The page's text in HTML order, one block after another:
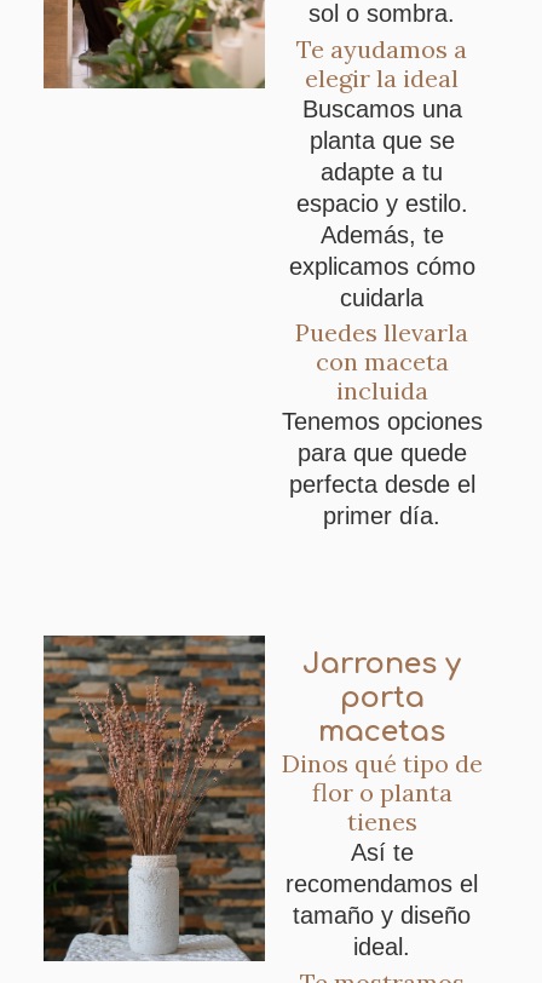
sol o sombra.
Te ayudamos a
elegir la ideal
Buscamos una
planta que se
adapte a tu
espacio y estilo.
Además, te
explicamos cómo
cuidarla
Puedes llevarla
con maceta
incluida
Tenemos opciones
para que quede
perfecta desde el
primer día.
Jarrones y
porta
macetas
Dinos qué tipo de
flor o planta
tienes
Así te
recomendamos el
tamaño y diseño
ideal.